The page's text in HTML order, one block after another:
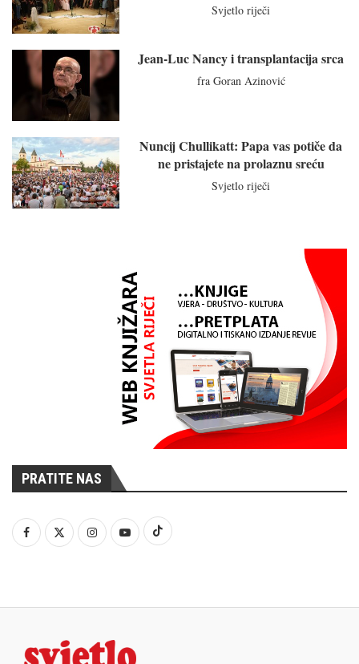
Svjetlo riječi
Jean-Luc Nancy i transplantacija srca
fra Goran Azinović
Nuncij Chullikatt: Papa vas potiče da
ne pristajete na prolaznu sreću
Svjetlo riječi
PRATITE NAS